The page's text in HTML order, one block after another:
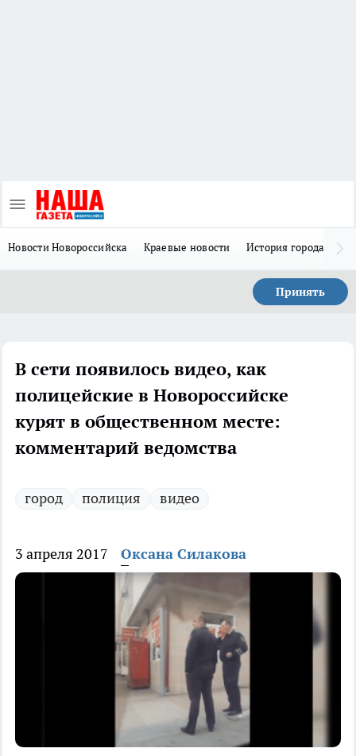
Новости Новороссийска Краевые новости История города Н
Принять
В сети появилось видео, как
полицейские в Новороссийске
курят в общественном месте:
комментарий ведомства
город полиция видео
3 апреля 2017 Оксана Силакова